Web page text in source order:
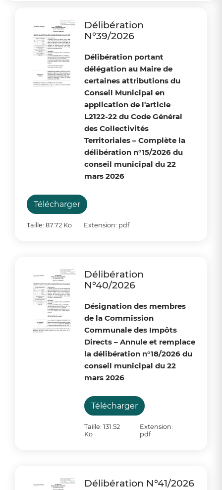
Délibération
N°39/2026
Délibération portant
délégation au Maire de
certaines attributions du
Conseil Municipal en
application de l'article
L2122-22 du Code Général
des Collectivités
Territoriales – Complète la
délibération n°15/2026 du
conseil municipal du 22
mars 2026
Télécharger
Taille: 87.72 Ko Extension: pdf
Délibération
N°40/2026
Désignation des membres
de la Commission
Communale des Impôts
Directs – Annule et remplace
la délibération n°18/2026 du
conseil municipal du 22
mars 2026
Télécharger
Taille: 131.52
Ko
Extension:
pdf
Délibération N°41/2026